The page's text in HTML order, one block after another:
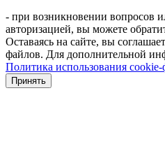
- при возникновении вопросов
авторизацией, вы можете
Оставаясь на сайте, вы
файлов. Для дополнительной
Политика использования cookie-
Принять